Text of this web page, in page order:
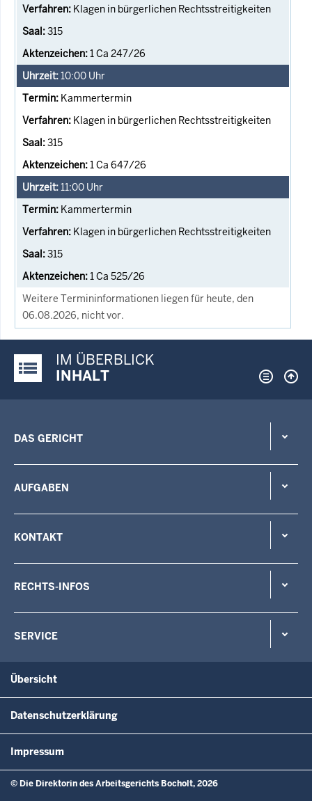
Klagen in bürgerlichen Rechtsstreitigkeiten
315
1 Ca 247/26
10:00 Uhr
Kammertermin
Klagen in bürgerlichen Rechtsstreitigkeiten
315
1 Ca 647/26
11:00 Uhr
Kammertermin
Klagen in bürgerlichen Rechtsstreitigkeiten
315
1 Ca 525/26
Weitere Termininformationen liegen für heute, den
06.08.2026, nicht vor.
Justiz-Portal im Überblick:
IM ÜBERBLICK
INHALT
DAS GERICHT
AUFGABEN
KONTAKT
RECHTS-INFOS
SERVICE
Übersicht
Datenschutzerklärung
Impressum
© Die Direktorin des Arbeitsgerichts Bocholt, 2026